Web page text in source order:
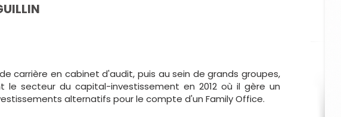
carrière en cabinet d'audit, puis au sein de grands groupes,
le secteur du capital-investissement en 2012 où il gère un
alternatifs pour le compte d'un Family Office.